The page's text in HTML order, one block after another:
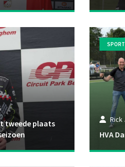
tweede plaats
Rick
HVA
SPORT